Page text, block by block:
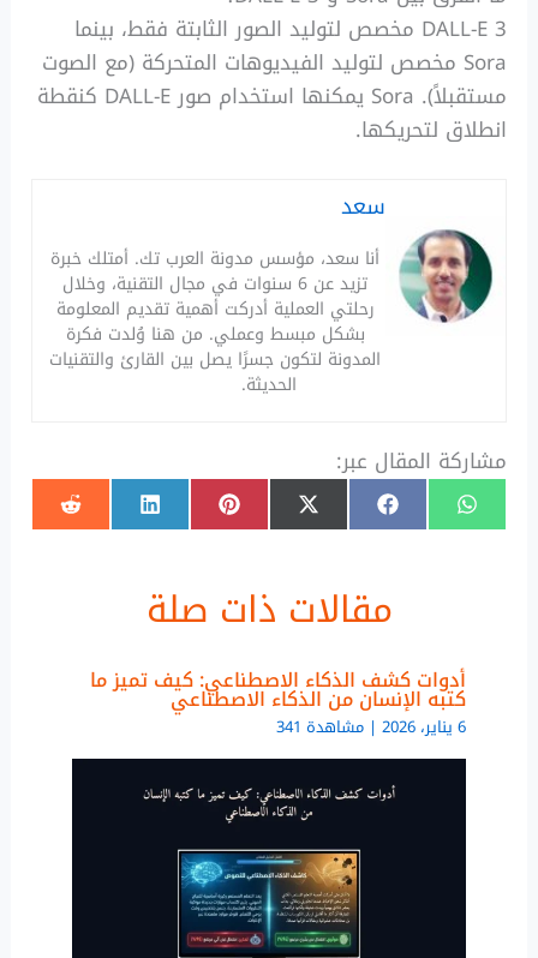
DALL-E 3 مخصص لتوليد الصور الثابتة فقط، بينما
Sora مخصص لتوليد الفيديوهات المتحركة (مع الصوت
مستقبلاً). Sora يمكنها استخدام صور DALL-E كنقطة
انطلاق لتحريكها.
سعد
أنا سعد، مؤسس مدونة العرب تك. أمتلك خبرة
تزيد عن 6 سنوات في مجال التقنية، وخلال
رحلتي العملية أدركت أهمية تقديم المعلومة
بشكل مبسط وعملي. من هنا وُلدت فكرة
المدونة لتكون جسرًا يصل بين القارئ والتقنيات
الحديثة.
مشاركة المقال عبر:
SHARE
ON
SHARE
ON
SHARE
ON
SHARE
ON
SHARE
ON
SHARE
ON
مقالات ذات صلة
أدوات كشف الذكاء الاصطناعي: كيف تميز ما
كتبه الإنسان من الذكاء الاصطناعي
6 يناير، 2026 | مشاهدة 341